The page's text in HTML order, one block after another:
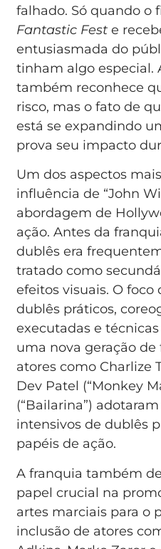
falhado. Só quando o
Fantastic Fest e
entusiasmada do
tinham algo especial.
também reconhece
risco, mas o fato de
está se expandindo
prova seu impacto
Um dos aspectos
influência de “John
abordagem de
ação. Antes da
dublês era
tratado como
efeitos visuais. O foco
dublês práticos,
executadas e
uma nova geração de
atores como Charlize
Dev Patel (“Monkey
(“Bailarina”)
intensivos de dublês
papéis de ação.
A franquia também
papel crucial na
artes marciais para o
inclusão de atores